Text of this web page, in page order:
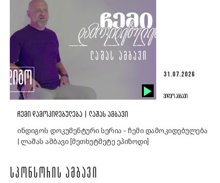
31.07.2026
ᲕᲘᲓᲔᲝ ᲐᲛᲑᲐᲕᲘ
ᲩᲔᲛᲘ ᲓᲐᲛᲝᲙᲘᲓᲔᲑᲣᲚᲔᲑᲐ | ᲚᲐᲨᲐᲡ ᲐᲛᲑᲐᲕᲘ
ინდიგოს დოკუმენტური სერია - ჩემი დამოკიდებულება
| ლაშას ამბავი [მეთხუტმეტე ეპიზოდი]
ᲡᲞᲝᲜᲡᲝᲠᲘᲡ ᲐᲛᲑᲐᲕᲘ